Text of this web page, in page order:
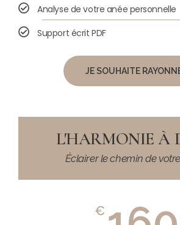
Analyse de votre anée personnelle
Support écrit PDF
JE SOUHAITE
L'HARMONIE À
Éclairer le chemin de
€